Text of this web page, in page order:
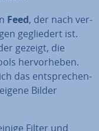
Feed, der nach ver­
ge­glie­dert ist.
gezeigt, die
her­vor­he­ben.
das ent­spre­chen­
Bilder
Filter und